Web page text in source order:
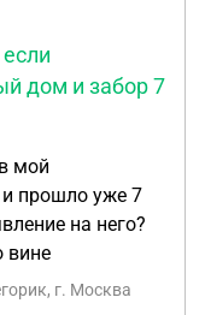
дом и забор 7
мой
прошло уже 7
на него?
вине
г. Москва